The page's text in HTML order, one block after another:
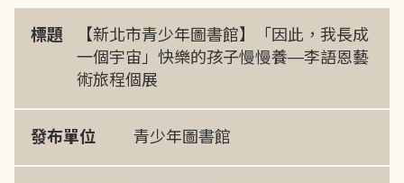
標題
【新北市青少年圖書館】「因此，我長成
一個宇宙」快樂的孩子慢慢養—李語恩藝
術旅程個展
發布單位 青少年圖書館